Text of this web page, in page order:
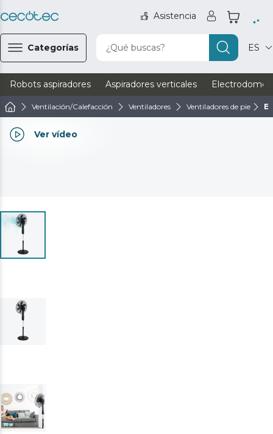
Asistencia
Categorías ¿Qué buscas? ES
Robots aspiradores Aspiradores verticales
Ventilación/Calefacción Ventiladores Ventiladores de pie
Ver vídeo